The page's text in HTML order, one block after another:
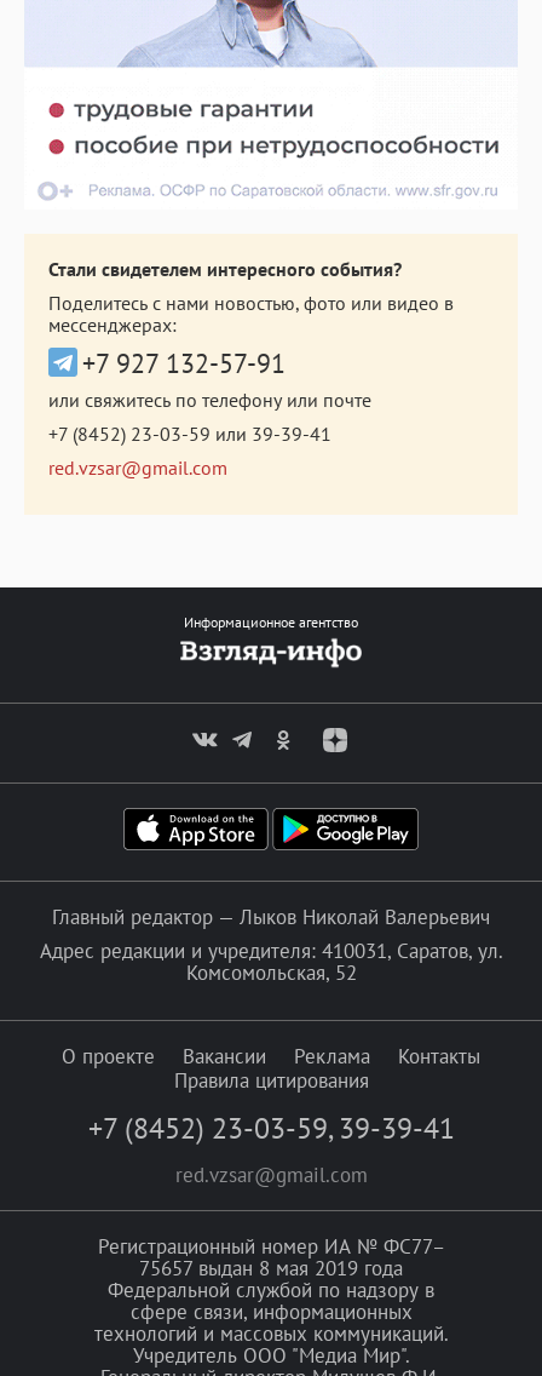
Стали свидетелем интересного события?
Поделитесь с нами новостью, фото или видео в
мессенджерах:
+7 927 132-57-91
или свяжитесь по телефону или почте
+7 (8452) 23-03-59 или 39-39-41
red.vzsar@gmail.com
Информационное агентство
Главный редактор — Лыков Николай Валерьевич
Адрес редакции и учредителя: 410031, Саратов, ул.
Комсомольская, 52
О проекте Вакансии Реклама
Контакты
Правила цитирования
+7 (8452) 23-03-59, 39-39-41
red.vzsar@gmail.com
Регистрационный номер ИА № ФС77–
75657 выдан 8 мая 2019 года
Федеральной службой по надзору в
сфере связи, информационных
технологий и массовых коммуникаций.
Учредитель ООО "Медиа Мир".